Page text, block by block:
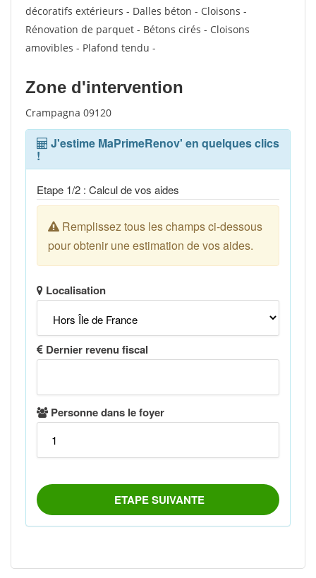
décoratifs extérieurs - Dalles béton - Cloisons -
Rénovation de parquet - Bétons cirés - Cloisons
amovibles - Plafond tendu -
Zone d'intervention
Crampagna 09120